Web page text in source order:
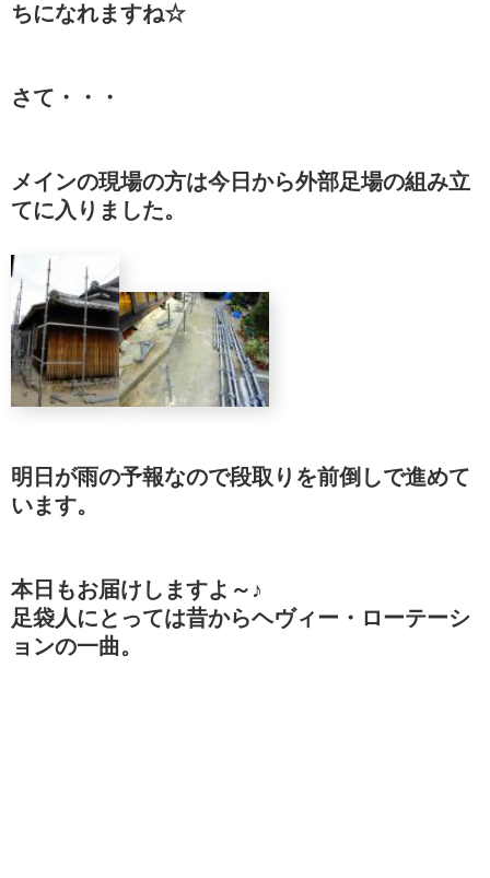
ちになれますね☆
さて・・・
メインの現場の方は今日から外部足場の組み立
てに入りました。
明日が雨の予報なので段取りを前倒しで進めて
います。
本日もお届けしますよ～♪
足袋人にとっては昔からヘヴィー・ローテーシ
ョンの一曲。